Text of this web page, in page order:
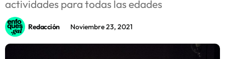
Sostenibilidad
actividades para todas las edades
Redacción Noviembre 23, 2021